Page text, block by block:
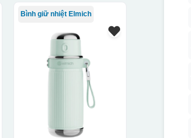
Bình giữ nhiệt Elmich